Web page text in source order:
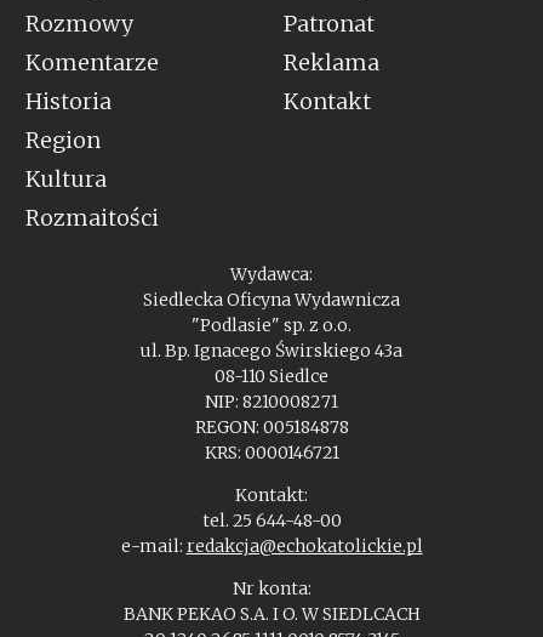
Rozmowy
Komentarze
Historia
Region
Kultura
Rozmaitości
Patronat
Reklama
Kontakt
Wydawca:
Siedlecka Oficyna Wydawnicza
"Podlasie" sp. z o.o.
ul. Bp. Ignacego Świrskiego 43a
08-110 Siedlce
NIP: 8210008271
REGON: 005184878
KRS: 0000146721
Kontakt:
tel. 25 644-48-00
e-mail: redakcja@echokatolickie.pl
Nr konta:
BANK PEKAO S.A. I O. W SIEDLCACH